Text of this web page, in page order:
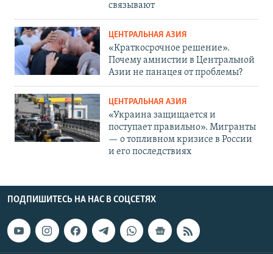
связывают
ЦЕНТРАЛЬНАЯ АЗИЯ
«Краткосрочное решение».
Почему амнистии в Центральной
Азии не панацея от проблемы?
ЦЕНТРАЛЬНАЯ АЗИЯ
«Украина защищается и
поступает правильно». Мигранты
— о топливном кризисе в России
и его последствиях
ПОДПИШИТЕСЬ НА НАС В СОЦСЕТЯХ